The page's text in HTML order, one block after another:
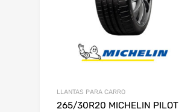
LLANTAS PARA CARRO
265/30R20 MICHELIN PILOT